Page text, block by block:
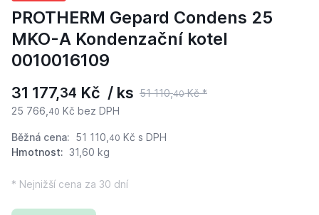
PROTHERM Gepard Condens 25
MKO-A Kondenzační kotel
0010016109
31 177,34 Kč / ks 51 110,40Kč *
25 766, 40 Kč bez DPH
Běžná cena: 51 110, 40 Kč s DPH
Hmotnost: 31,60 kg
* Nejnižší cena za 30 dní